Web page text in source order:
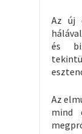
Az új
és
Az
mind